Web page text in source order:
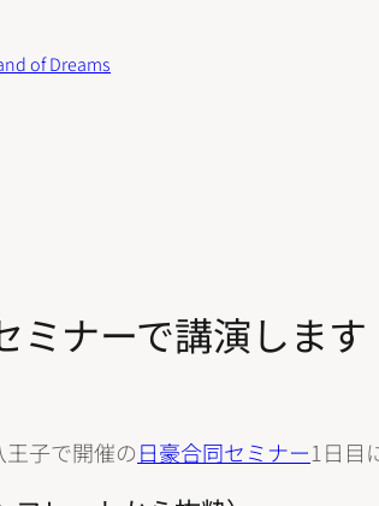
of Dreams
ミナーで講演します
子で開催の日豪合同セミナー1日目